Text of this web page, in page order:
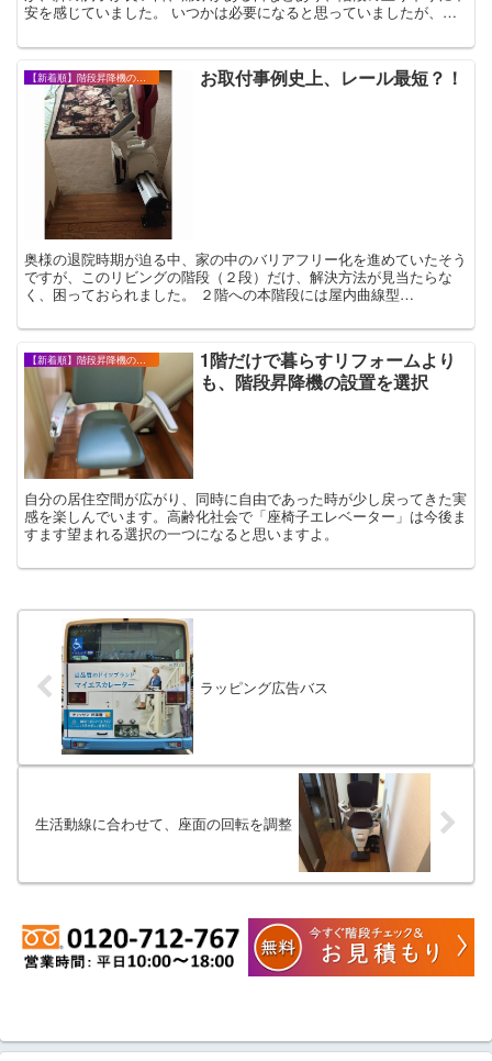
安を感じていました。 いつかは必要になると思っていましたが、ど
【新着順】階段昇降機の設置事例・お客様の声 お取付事例史上、レール最短？！
奥様の退院時期が迫る中、家の中のバリアフリー化を進めていたそう
ですが、このリビングの階段（２段）だけ、解決方法が見当たらな
く、困っておられました。 ２階への本階段には屋内曲線型
【新着順】階段昇降機の設置事例・お客様の声
1階だけで暮らすリフォームより
も、階段昇降機の設置を選択
自分の居住空間が広がり、同時に自由であった時が少し戻ってきた実
感を楽しんでいます。高齢化社会で「座椅子エレベーター」は今後ま
すます望まれる選択の一つになると思いますよ。
ラッピング広告バス
生活動線に合わせて、座面の回転を調整